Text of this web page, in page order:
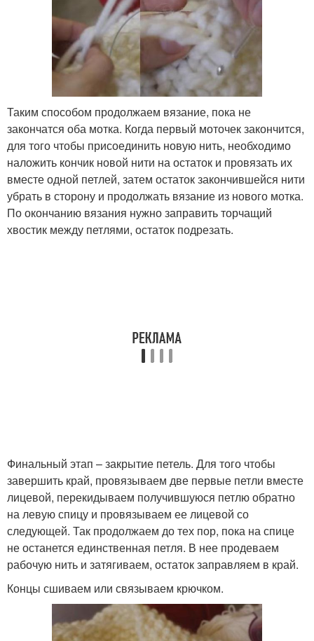
Таким способом продолжаем вязание, пока не
закончатся оба мотка. Когда первый моточек закончится,
для того чтобы присоединить новую нить, необходимо
наложить кончик новой нити на остаток и провязать их
вместе одной петлей, затем остаток закончившейся нити
убрать в сторону и продолжать вязание из нового мотка.
По окончанию вязания нужно заправить торчащий
хвостик между петлями, остаток подрезать.
Финальный этап – закрытие петель. Для того чтобы
завершить край, провязываем две первые петли вместе
лицевой, перекидываем получившуюся петлю обратно
на левую спицу и провязываем ее лицевой со
следующей. Так продолжаем до тех пор, пока на спице
не останется единственная петля. В нее продеваем
рабочую нить и затягиваем, остаток заправляем в край.
Концы сшиваем или связываем крючком.